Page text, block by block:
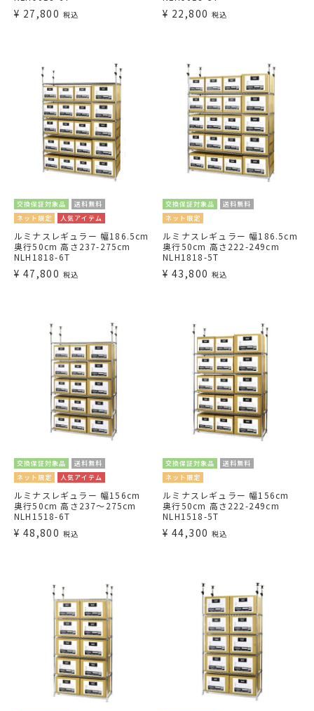
¥ 27,800 税込 ¥ 22,800 税込
交換保証対象品
送料無料
ネット限定
人気アイテム
ルミナスレギュラー 幅186.5cm
奥行50cm 高さ237-275cm
NLH1818-6T
¥ 47,800 税込
交換保証対象品
送料無料
ネット限定
ルミナスレギュラー 幅186.5cm
奥行50cm 高さ222-249cm
NLH1818-5T
¥ 43,800 税込
交換保証対象品
送料無料
ネット限定
人気アイテム
ルミナスレギュラー 幅156cm
奥行50cm 高さ237～275cm
NLH1518-6T
¥ 48,800 税込
交換保証対象品
送料無料
ネット限定
ルミナスレギュラー 幅156cm
奥行50cm 高さ222-249cm
NLH1518-5T
¥ 44,300 税込